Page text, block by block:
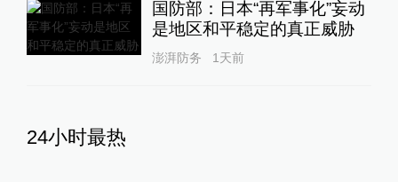
国防部：日本“再军事化”妄动
是地区和平稳定的真正威胁
澎湃防务 1天前
24小时最热